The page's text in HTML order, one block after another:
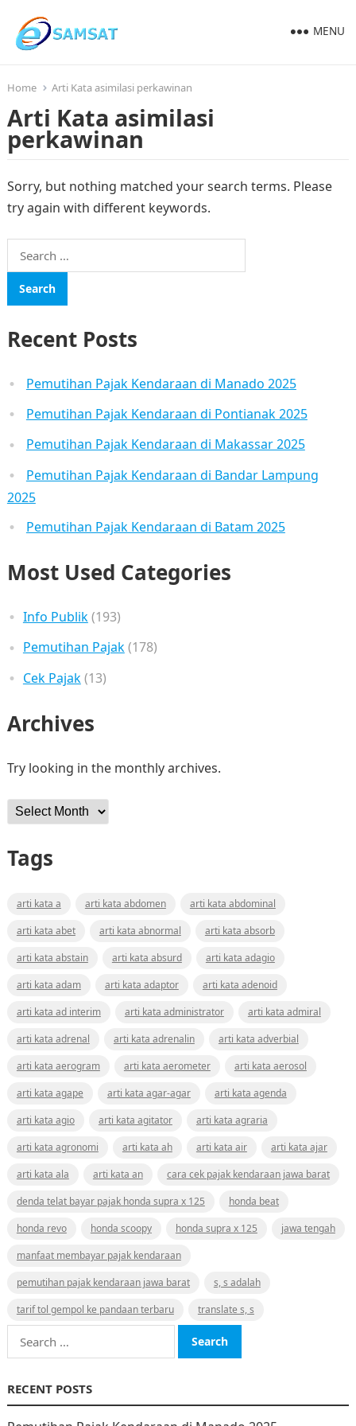
MENU
Home Arti Kata asimilasi perkawinan
Arti Kata asimilasi
perkawinan
Sorry, but nothing matched your search terms. Please
try again with different keywords.
Search
for:
Recent Posts
Pemutihan Pajak Kendaraan di Manado 2025
Pemutihan Pajak Kendaraan di Pontianak 2025
Pemutihan Pajak Kendaraan di Makassar 2025
Pemutihan Pajak Kendaraan di Bandar Lampung
2025
Pemutihan Pajak Kendaraan di Batam 2025
Most Used Categories
Info Publik(193)
Pemutihan Pajak(178)
Cek Pajak(13)
Archives
Try looking in the monthly archives.
Archives
Tags
arti kata a arti kata abdomen
arti kata abdominal
arti kata abet
arti kata abnormal
arti kata absorb
arti kata abstain
arti kata absurd
arti kata adagio
arti kata adam
arti kata adaptor
arti kata adenoid
arti kata ad interim
arti kata administrator
arti kata admiral
arti kata adrenal
arti kata adrenalin
arti kata adverbial
arti kata aerogram
arti kata aerometer
arti kata aerosol
arti kata agape
arti kata agar-agar
arti kata agenda
arti kata agio
arti kata agitator
arti kata agraria
arti kata agronomi
arti kata ah arti kata air
arti kata ajar
arti kata ala
arti kata an
cara cek pajak kendaraan jawa barat
denda telat bayar pajak honda supra x 125
honda beat
honda revo
honda scoopy honda supra x 125
jawa tengah
manfaat membayar pajak kendaraan
pemutihan pajak kendaraan jawa barat
s, s adalah
tarif tol gempol ke pandaan terbaru
translate s, s
Search
for:
RECENT POSTS